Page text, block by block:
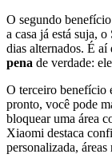
O segundo
a casa já está suja,
dias alternados. É aí
pena de verdade:
O terceiro benefício
pronto, você pode
bloquear uma área
Xiaomi destaca
personalizada,